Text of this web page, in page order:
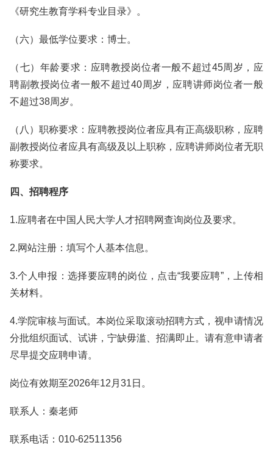
《研究生教育学科专业目录》。
（六）最低学位要求：博士。
（七）年龄要求：应聘教授岗位者一般不超过45周岁，应
聘副教授岗位者一般不超过40周岁，应聘讲师岗位者一般
不超过38周岁。
（八）职称要求：应聘教授岗位者应具有正高级职称，应聘
副教授岗位者应具有高级及以上职称，应聘讲师岗位者无职
称要求。
四、招聘程序
1.应聘者在中国人民大学人才招聘网查询岗位及要求。
2.网站注册：填写个人基本信息。
3.个人申报：选择要应聘的岗位，点击“我要应聘”，上传相
关材料。
4.学院审核与面试。本岗位采取滚动招聘方式，视申请情况
分批组织面试、试讲，宁缺毋滥、招满即止。请有意申请者
尽早提交应聘申请。
岗位有效期至2026年12月31日。
联系人：秦老师
联系电话：010-62511356